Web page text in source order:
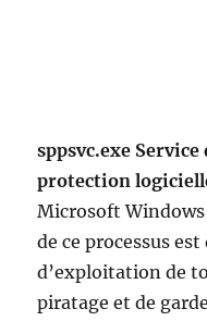
sppsvc.exe
protection
Microsoft
de ce processus
d’exploitation de
piratage et de